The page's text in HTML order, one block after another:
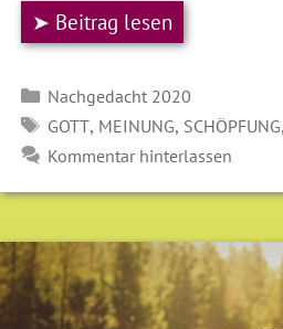
➤ Beitrag lesen
Kategorien
Nachgedacht 2020
SCHLAGWÖRTER
GOTT, MEINUNG, SCHÖPFUNG,
Kommentar hinterlassen